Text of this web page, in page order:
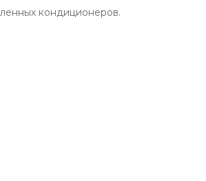
кондиционеров.